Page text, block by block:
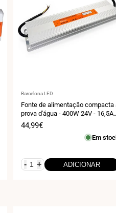
Fornecedor:
Barcelona LED
Fonte de alimentação compacta
prova d'água - 400W 24V - 16,5A
IP67
Preço
44,99€
Em
- + ADICIONAR